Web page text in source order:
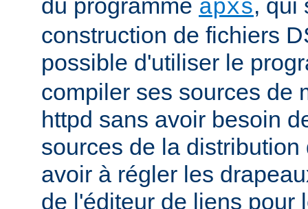
du programme apxs, qui
construction de fichiers
possible d'utiliser le
compiler ses sources de
httpd sans avoir besoin
sources de la
avoir à régler les
de l'éditeur de liens pour